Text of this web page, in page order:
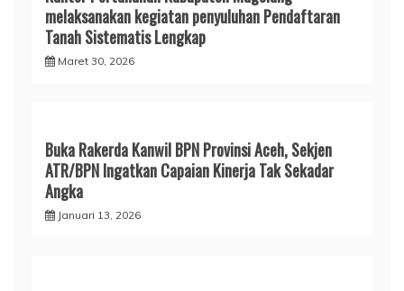
melaksanakan kegiatan penyuluhan Pendaftaran
Tanah Sistematis Lengkap
Maret 30, 2026
Buka Rakerda Kanwil BPN Provinsi Aceh, Sekjen
ATR/BPN Ingatkan Capaian Kinerja Tak Sekadar
Angka
Januari 13, 2026